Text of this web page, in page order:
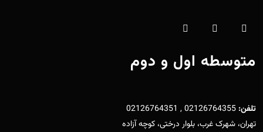
متوسطه اول و دوم
تلفن: 02126764355 , 02126764351
تهران، شهرک غرب، بلوار درختی، کوچه آزاده